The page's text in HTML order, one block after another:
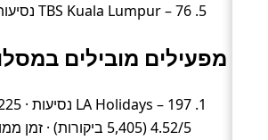
TBS Kuala Lumpur – 76 נסיעות (כ־7%).
מפעילים מובילים